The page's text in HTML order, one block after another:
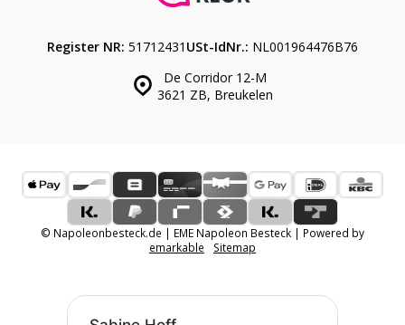
De Corridor 12-M
3621 ZB, Breukelen
Register NR: 51712431 USt-IdNr.: NL001964476B76
© Napoleonbesteck.de | EME Napoleon Besteck | Powered by
emarkable
Sitemap